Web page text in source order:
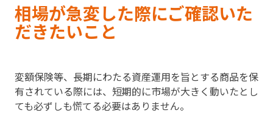
相場が急変した際にご確認いた
だきたいこと
変額保険等、長期にわたる資産運用を旨とする商品を保
有されている際には、短期的に市場が大きく動いたとし
ても必ずしも慌てる必要はありません。